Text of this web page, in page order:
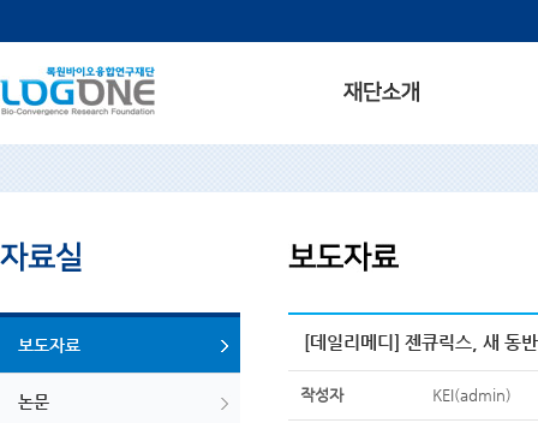
보도자료
논문
[데일리메디] 젠큐릭스, 새 동
작성자 KEI(admin)